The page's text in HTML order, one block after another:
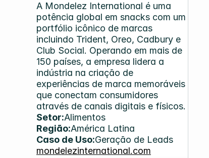
A Mondelez International é uma
potência global em snacks com um
portfólio icônico de marcas
incluindo Trident, Oreo, Cadbury e
Club Social. Operando em mais de
150 países, a empresa lidera a
indústria na criação de
experiências de marca memoráveis
que conectam consumidores
através de canais digitais e físicos.
Setor:Alimentos
Região:América Latina
Caso de Uso:Geração de Leads
mondelezinternational.com